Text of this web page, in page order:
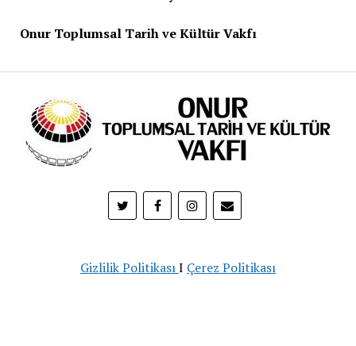
Onur Toplumsal Tarih ve Kültür Vakfı
Gizlilik PolitikasıI Çerez Politikası